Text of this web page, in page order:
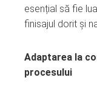
esențial să fie
finisajul dorit și
Adaptarea la
procesului